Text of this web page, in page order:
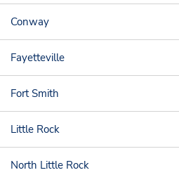
Conway
Fayetteville
Fort Smith
Little Rock
North Little Rock